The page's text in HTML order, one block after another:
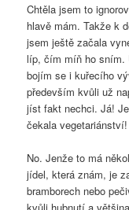
Chtěla jsem to
hlavě mám. Takže k
jsem ještě začala
líp, čím míň ho sním.
bojím se i kuřecího
především kvůli už
jíst fakt nechci. Já!
čekala vegetariánství!
No. Jenže to má
jídel, která znám, je
bramborech nebo
kvůli hubnutí a